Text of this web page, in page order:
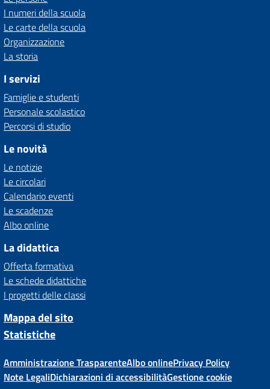
I numeri della scuola
Le carte della scuola
Organizzazione
La storia
I servizi
Famiglie e studenti
Personale scolastico
Percorsi di studio
Le novità
Le notizie
Le circolari
Calendario eventi
Le scadenze
Albo online
La didattica
Offerta formativa
Le schede didattiche
I progetti delle classi
Mappa del sito
Statistiche
Amministrazione TrasparenteAlbo onlinePrivacy Policy
Note LegaliDichiarazioni di accessibilitàGestione cookie